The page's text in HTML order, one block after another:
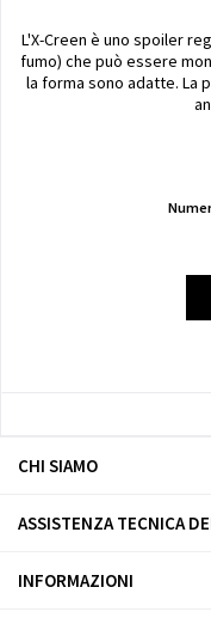
L'X-Creen è uno spoiler
fumo) che può essere
la forma sono adatte. La
CHI SIAMO
ASSISTENZA TECNICA
INFORMAZIONI